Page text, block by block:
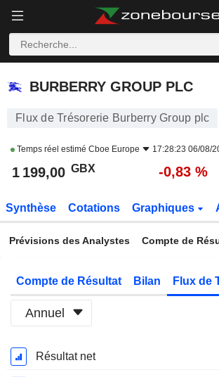
BURBERRY GROUP PLC
BURBERRY GROUP PLC
Flux de Trésorerie Burberry Group plc
Temps réel estimé Cboe Europe 17:28:23 06/08/
1 199,00 GBX -0,83 %
Synthèse Cotations Graphiques
Prévisions des Analystes Compte de
Compte de Résultat Bilan Flux de
Annuel
Période
Fiscale:
Résultat net